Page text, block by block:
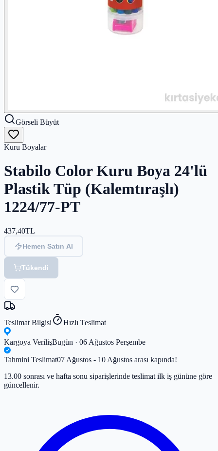
Görseli Büyüt
Kuru Boyalar
Stabilo Color Kuru Boya 24'lü
Plastik Tüp (Kalemtıraşlı)
1224/77-PT
437,40TL
Hemen Satın Al
Tükendi
Teslimat Bilgisi Hızlı Teslimat
Kargoya VerilişBugün · 06 Ağustos Perşembe
Tahmini Teslimat07 Ağustos - 10 Ağustos arası kapında!
13.00 sonrası ve hafta sonu siparişlerinde teslimat ilk iş gününe göre
güncellenir.